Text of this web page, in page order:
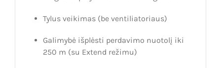
Tylus veikimas (be ventiliatoriaus)
Galimybė išplėsti perdavimo nuotolį iki
250 m (su Extend režimu)